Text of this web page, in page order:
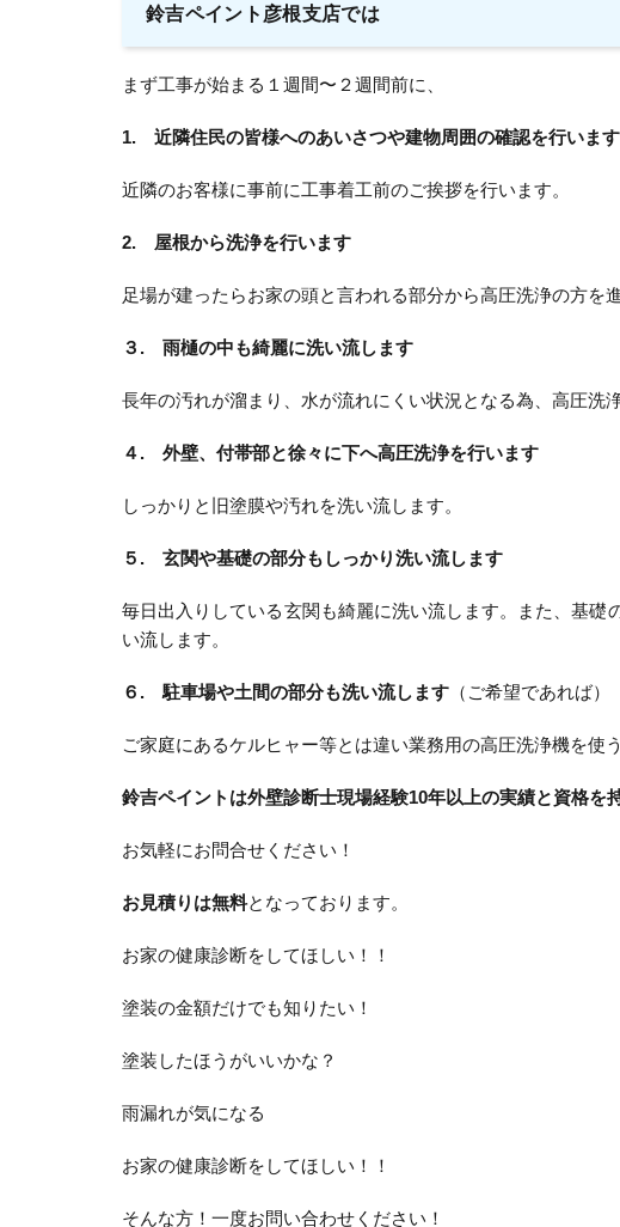
鈴吉ペイント彦根支店では
まず工事が始まる１週間〜２週間前に、
1. 近隣住民の皆様へのあいさつや建物周囲の確認を行います
近隣のお客様に事前に工事着工前のご挨拶を行います。
2. 屋根から洗浄を行います
足場が建ったらお家の頭と言われる部分から高圧洗浄の方を
３. 雨樋の中も綺麗に洗い流します
長年の汚れが溜まり、水が流れにくい状況となる為、高圧洗
４. 外壁、付帯部と徐々に下へ高圧洗浄を行います
しっかりと旧塗膜や汚れを洗い流します。
５. 玄関や基礎の部分もしっかり洗い流します
毎日出入りしている玄関も綺麗に洗い流します。また、基
い流します。
６. 駐車場や土間の部分も洗い流します （ご希望であれば）
ご家庭にあるケルヒャー等とは違い業務用の高圧洗浄機を使
鈴吉ペイントは外壁診断士現場経験10年以上の実績と資格を
お気軽にお問合せください！
お見積りは無料となっております。
お家の健康診断をしてほしい！！
塗装の金額だけでも知りたい！
塗装したほうがいいかな？
雨漏れが気になる
お家の健康診断をしてほしい！！
そんな方！一度お問い合わせください！